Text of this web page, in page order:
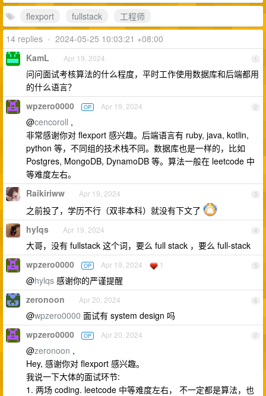
flexport
fullstack
工程师
14 replies • 2024-05-25 10:03:21 +08:00
1
KamL Apr 19, 2024
问问面试考核算法的什么程度，平时工作使用数据库和后端都用
的什么语言？
2
wpzero0000 OP Apr 19, 2024
@cencoroll ,
非常感谢你对 flexport 感兴趣。后端语言有 ruby, java, kotlin,
python 等，不同组的技术栈不同。数据库也是一样的，比如
Postgres, MongoDB, DynamoDB 等。算法一般在 leetcode 中
等难度左右。
3
Raikiriww Apr 19, 2024
之前投了，学历不行（双非本科）就没有下文了
4
hylqs Apr 19, 2024
大哥，没有 fullstack 这个词，要么 full stack ，要么 full-stack
5
wpzero0000 OP Apr 19, 2024 1
@hylqs 感谢你的严谨提醒
6
zeronoon Apr 20, 2024
@wpzero0000 面试有 system design 吗
7
wpzero0000 OP Apr 20, 2024
@zeronoon ,
Hey, 感谢你对 flexport 感兴趣。
我说一下大体的面试环节:
1. 两场 coding. leetcode 中等难度左右， 不一定都是算法，也